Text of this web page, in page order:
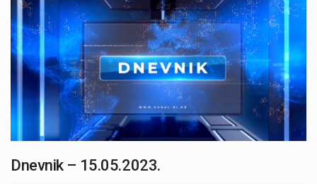
Dnevnik – 15.05.2023.